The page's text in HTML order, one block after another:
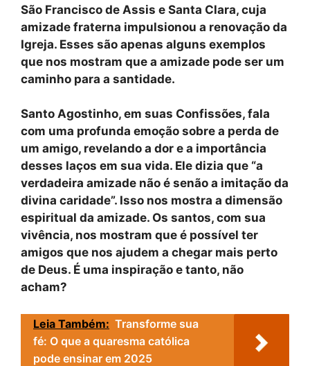
São Francisco de Assis e Santa Clara, cuja
amizade fraterna impulsionou a renovação da
Igreja. Esses são apenas alguns exemplos
que nos mostram que a amizade pode ser um
caminho para a santidade.
Santo Agostinho, em suas Confissões, fala
com uma profunda emoção sobre a perda de
um amigo, revelando a dor e a importância
desses laços em sua vida. Ele dizia que “a
verdadeira amizade não é senão a imitação da
divina caridade”. Isso nos mostra a dimensão
espiritual da amizade. Os santos, com sua
vivência, nos mostram que é possível ter
amigos que nos ajudem a chegar mais perto
de Deus. É uma inspiração e tanto, não
acham?
Leia Também: Transforme sua
fé: O que a quaresma católica
pode ensinar em 2025